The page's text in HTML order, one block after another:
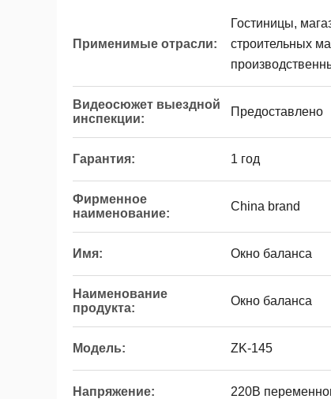
Применимые отрасли:
Гостиницы,
строительных
Видеосюжет выездной
инспекции:
Предоставлено
Гарантия: 1 год
Фирменное
наименование:
China brand
Имя: Окно баланса
Наименование
продукта:
Окно баланса
Модель: ZK-145
Напряжение: 220В